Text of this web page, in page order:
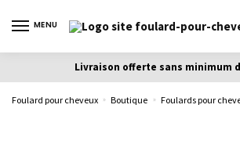
MENU
Livraison offerte sans minimum
Foulard pour cheveux » Boutique » Foulards pour